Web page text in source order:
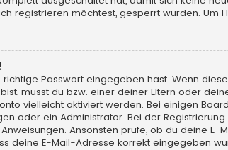
registrieren möchtest, gesperrt wurden. Um
Passwort eingegeben hast. Wenn
musst du bzw. einer deiner Eltern oder
vielleicht aktiviert werden. Bei einigen
oder ein Administrator. Bei der
Ansonsten prüfe, ob du deine
deine E-Mail-Adresse korrekt eingegeben